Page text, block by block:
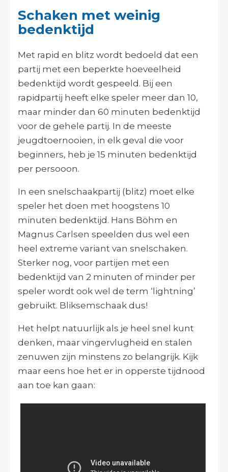
Schaken met weinig
bedenktijd
Met rapid en blitz wordt bedoeld dat een
partij met een beperkte hoeveelheid
bedenktijd wordt gespeeld. Bij een
rapidpartij heeft elke speler meer dan 10,
maar minder dan 60 minuten bedenktijd
voor de gehele partij. In de meeste
jeugdtoernooien, in elk geval die voor
beginners, heb je 15 minuten bedenktijd
per persooon.
In een snelschaakpartij (blitz) moet elke
speler het doen met hoogstens 10
minuten bedenktijd. Hans Böhm en
Magnus Carlsen speelden dus wel een
heel extreme variant van snelschaken.
Sterker nog, voor partijen met een
bedenktijd van 2 minuten of minder per
speler wordt ook wel de term ‘lightning’
gebruikt. Bliksemschaak dus!
Het helpt natuurlijk als je heel snel kunt
denken, maar vingervlugheid en stalen
zenuwen zijn minstens zo belangrijk. Kijk
maar eens hoe het er in opperste tijdnood
aan toe kan gaan: